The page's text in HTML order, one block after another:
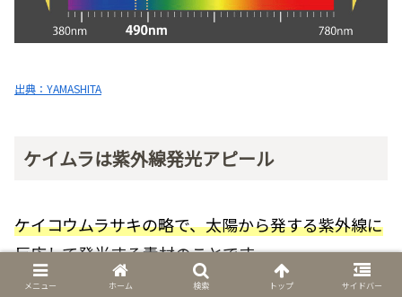
出典：YAMASHITA
ケイムラは紫外線発光アピール
ケイコウムラサキの略で、太陽から発する紫外線に
反応して発光する素材のことです。
メニュー ホーム 検索 トップ サイドバー